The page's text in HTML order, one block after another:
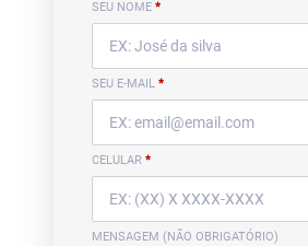
SEU NOME *
SEU E-MAIL *
CELULAR *
MENSAGEM (NÃO OBRIGATÓRIO)